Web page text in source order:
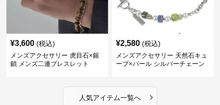
¥3,600 (税込)
メンズアクセサリー 虎目石×銀
鎖 メンズ二連ブレスレット
¥2,580 (税込)
メンズアクセサリー 天然石キュ
ーブ×パール シルバーチェーン
人気アイテム一覧へ ›